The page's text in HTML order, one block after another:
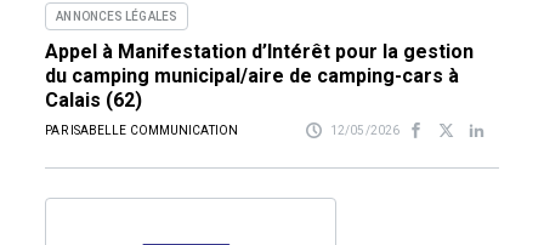
ANNONCES LÉGALES
Appel à Manifestation d’Intérêt pour la gestion
du camping municipal/aire de camping-cars à
Calais (62)
PAR ISABELLE COMMUNICATION 12/05/2026